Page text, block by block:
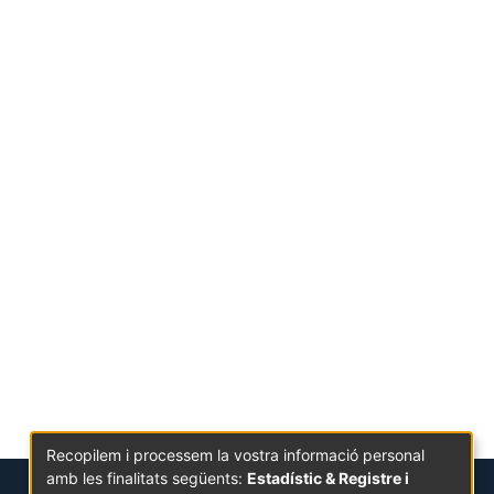
Recopilem i processem la vostra informació personal
amb les finalitats següents: Estadístic & Registre i